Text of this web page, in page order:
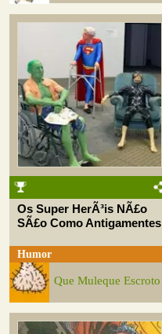
Os Super HerÃ³is NÃ£o
SÃ£o Como Antigamentes
Humor
Que Muleque Escroto